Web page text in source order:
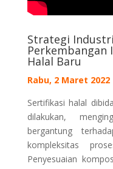
Strategi
Perkembangan
Halal Baru
Rabu, 2 Maret 2022
Sertifikasi halal
dilakukan,
bergantung
kompleksitas
Penyesuaian